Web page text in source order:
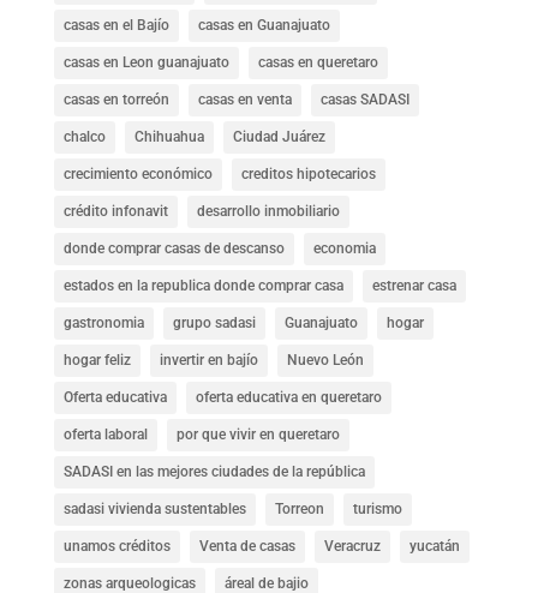
casas en el Bajío casas en Guanajuato
casas en Leon guanajuato casas en queretaro
casas en torreón casas en venta casas SADASI
chalco Chihuahua Ciudad Juárez
crecimiento económico creditos hipotecarios
crédito infonavit desarrollo inmobiliario
donde comprar casas de descanso economia
estados en la republica donde comprar casa estrenar casa
gastronomia grupo sadasi Guanajuato hogar
hogar feliz invertir en bajío Nuevo León
Oferta educativa oferta educativa en queretaro
oferta laboral por que vivir en queretaro
SADASI en las mejores ciudades de la república
sadasi vivienda sustentables Torreon turismo
unamos créditos Venta de casas Veracruz yucatán
zonas arqueologicas áreal de bajio